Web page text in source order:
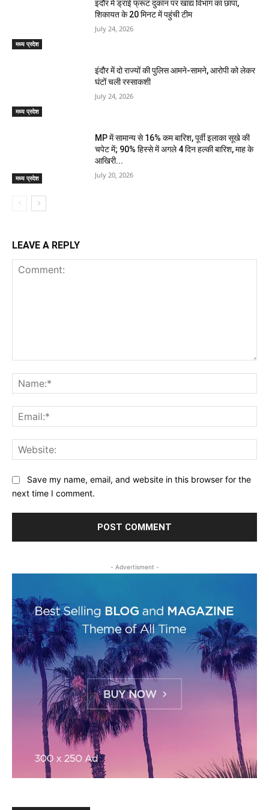
मध्य प्रदेश
इंदौर में ड्राई फ्रूट दुकान पर खाद्य विभाग का छापा,
शिकायत के 20 मिनट में पहुंची टीम
July 24, 2026
मध्य प्रदेश
इंदौर में दो राज्यों की पुलिस आमने-सामने, आरोपी को लेकर
घंटों चली रस्साकशी
July 24, 2026
मध्य प्रदेश
MP में सामान्य से 16% कम बारिश, पूर्वी इलाका सूखे की
चपेट में; 90% हिस्से में अगले 4 दिन हल्की बारिश, माह के
आखिरी...
July 20, 2026
LEAVE A REPLY
Save my name, email, and website in this browser for the
next time I comment.
- Advertisment -